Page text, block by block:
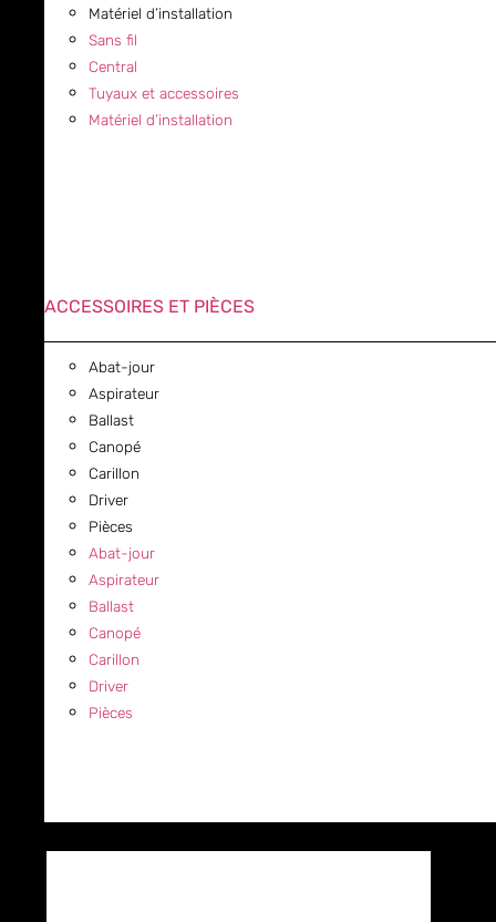
Matériel d’installation
Sans fil
Central
Tuyaux et accessoires
Matériel d’installation
ACCESSOIRES ET PIÈCES
Abat-jour
Aspirateur
Ballast
Canopé
Carillon
Driver
Pièces
Abat-jour
Aspirateur
Ballast
Canopé
Carillon
Driver
Pièces